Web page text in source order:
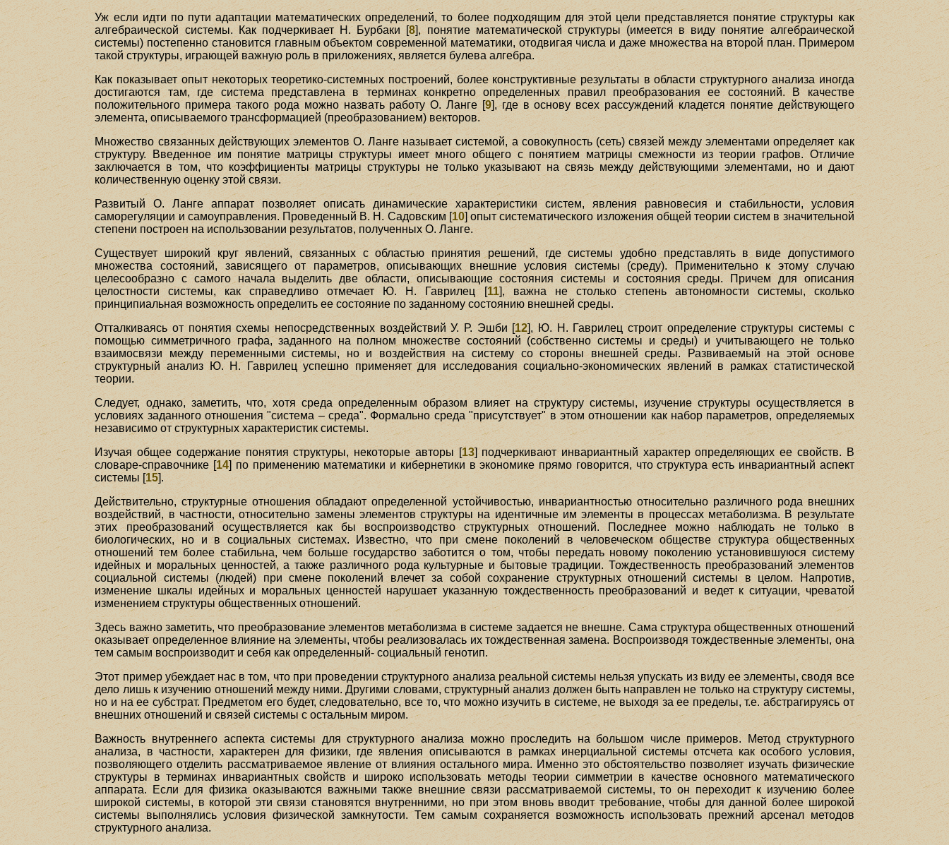
Уж если идти по пути адаптации математических определений, то более подходящим для этой цели представляется понятие структуры как
алгебраической системы. Как подчеркивает Н. Бурбаки [8], понятие математической структуры (имеется в виду понятие алгебраической
системы) постепенно становится главным объектом современной математики, отодвигая числа и даже множества на второй план. Примером
такой структуры, играющей важную роль в приложениях, является булева алгебра.
Как показывает опыт некоторых теоретико-системных построений, более конструктивные результаты в области структурного анализа иногда
достигаются там, где система представлена в терминах конкретно определенных правил преобразования ее состояний. В качестве
положительного примера такого рода можно назвать работу О. Ланге [9], где в основу всех рассуждений кладется понятие действующего
элемента, описываемого трансформацией (преобразованием) векторов.
Множество связанных действующих элементов О. Ланге называет системой, а совокупность (сеть) связей между элементами определяет как
структуру. Введенное им понятие матрицы структуры имеет много общего с понятием матрицы смежности из теории графов. Отличие
заключается в том, что коэффициенты матрицы структуры не только указывают на связь между действующими элементами, но и дают
количественную оценку этой связи.
Развитый О. Ланге аппарат позволяет описать динамические характеристики систем, явления равновесия и стабильности, условия
саморегуляции и самоуправления. Проведенный В. Н. Садовским [10] опыт систематического изложения общей теории систем в значительной
степени построен на использовании результатов, полученных О. Ланге.
Существует широкий круг явлений, связанных с областью принятия решений, где системы удобно представлять в виде допустимого
множества состояний, зависящего от параметров, описывающих внешние условия системы (среду). Применительно к этому случаю
целесообразно с самого начала выделить две области, описывающие состояния системы и состояния среды. Причем для описания
целостности системы, как справедливо отмечает Ю. Н. Гаврилец [11], важна не столько степень автономности системы, сколько
принципиальная возможность определить ее состояние по заданному состоянию внешней среды.
Отталкиваясь от понятия схемы непосредственных воздействий У. Р. Эшби [12], Ю. Н. Гаврилец строит определение структуры системы с
помощью симметричного графа, заданного на полном множестве состояний (собственно системы и среды) и учитывающего не только
взаимосвязи между переменными системы, но и воздействия на систему со стороны внешней среды. Развиваемый на этой основе
структурный анализ Ю. Н. Гаврилец успешно применяет для исследования социально-экономических явлений в рамках статистической
теории.
Следует, однако, заметить, что, хотя среда определенным образом влияет на структуру системы, изучение структуры осуществляется в
условиях заданного отношения "система – среда". Формально среда "присутствует" в этом отношении как набор параметров, определяемых
независимо от структурных характеристик системы.
Изучая общее содержание понятия структуры, некоторые авторы [13] подчеркивают инвариантный характер определяющих ее свойств. В
словаре-справочнике [14] по применению математики и кибернетики в экономике прямо говорится, что структура есть инвариантный аспект
системы [15].
Действительно, структурные отношения обладают определенной устойчивостью, инвариантностью относительно различного рода внешних
воздействий, в частности, относительно замены элементов структуры на идентичные им элементы в процессах метаболизма. В результате
этих преобразований осуществляется как бы воспроизводство структурных отношений. Последнее можно наблюдать не только в
биологических, но и в социальных системах. Известно, что при смене поколений в человеческом обществе структура общественных
отношений тем более стабильна, чем больше государство заботится о том, чтобы передать новому поколению установившуюся систему
идейных и моральных ценностей, а также различного рода культурные и бытовые традиции. Тождественность преобразований элементов
социальной системы (людей) при смене поколений влечет за собой сохранение структурных отношений системы в целом. Напротив,
изменение шкалы идейных и моральных ценностей нарушает указанную тождественность преобразований и ведет к ситуации, чреватой
изменением структуры общественных отношений.
Здесь важно заметить, что преобразование элементов метаболизма в системе задается не внешне. Сама структура общественных отношений
оказывает определенное влияние на элементы, чтобы реализовалась их тождественная замена. Воспроизводя тождественные элементы, она
тем самым воспроизводит и себя как определенный- социальный генотип.
Этот пример убеждает нас в том, что при проведении структурного анализа реальной системы нельзя упускать из виду ее элементы, сводя все
дело лишь к изучению отношений между ними. Другими словами, структурный анализ должен быть направлен не только на структуру системы,
но и на ее субстрат. Предметом его будет, следовательно, все то, что можно изучить в системе, не выходя за ее пределы, т.е. абстрагируясь от
внешних отношений и связей системы с остальным миром.
Важность внутреннего аспекта системы для структурного анализа можно проследить на большом числе примеров. Метод структурного
анализа, в частности, характерен для физики, где явления описываются в рамках инерциальной системы отсчета как особого условия,
позволяющего отделить рассматриваемое явление от влияния остального мира. Именно это обстоятельство позволяет изучать физические
структуры в терминах инвариантных свойств и широко использовать методы теории симметрии в качестве основного математического
аппарата. Если для физика оказываются важными также внешние связи рассматриваемой системы, то он переходит к изучению более
широкой системы, в которой эти связи становятся внутренними, но при этом вновь вводит требование, чтобы для данной более широкой
системы выполнялись условия физической замкнутости. Тем самым сохраняется возможность использовать прежний арсенал методов
структурного анализа.